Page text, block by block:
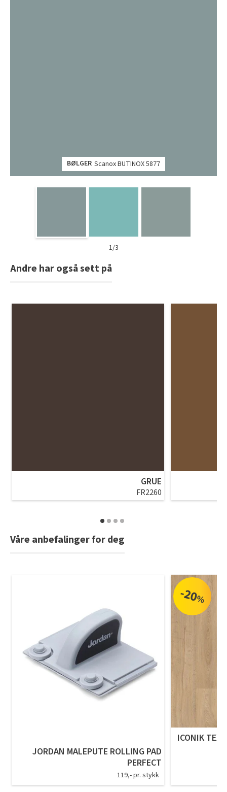
BØLGER Scanox BUTINOX 5877
1/3
Andre har også sett på
GRUE
FR2260
Våre anbefalinger for deg
JORDAN MALEPUTE ROLLING PAD
PERFECT
119,- pr. stykk
-20%
ICONIK